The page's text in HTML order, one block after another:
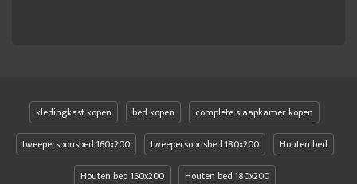
kledingkast kopen bed kopen
complete slaapkamer kopen
tweepersoonsbed 160x200
tweepersoonsbed 180x200
Houten bed
Houten bed 160x200
Houten bed 180x200